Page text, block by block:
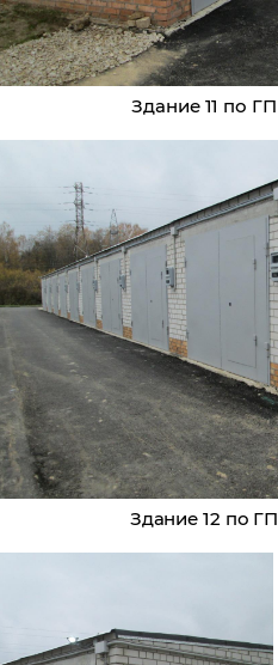
Здание 11 по ГП
Здание 12 по ГП